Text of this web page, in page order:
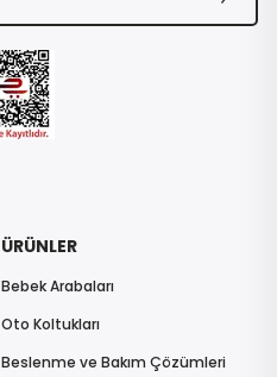
ÜRÜNLER
Bebek Arabaları
Oto Koltukları
Beslenme ve Bakım Çözümleri